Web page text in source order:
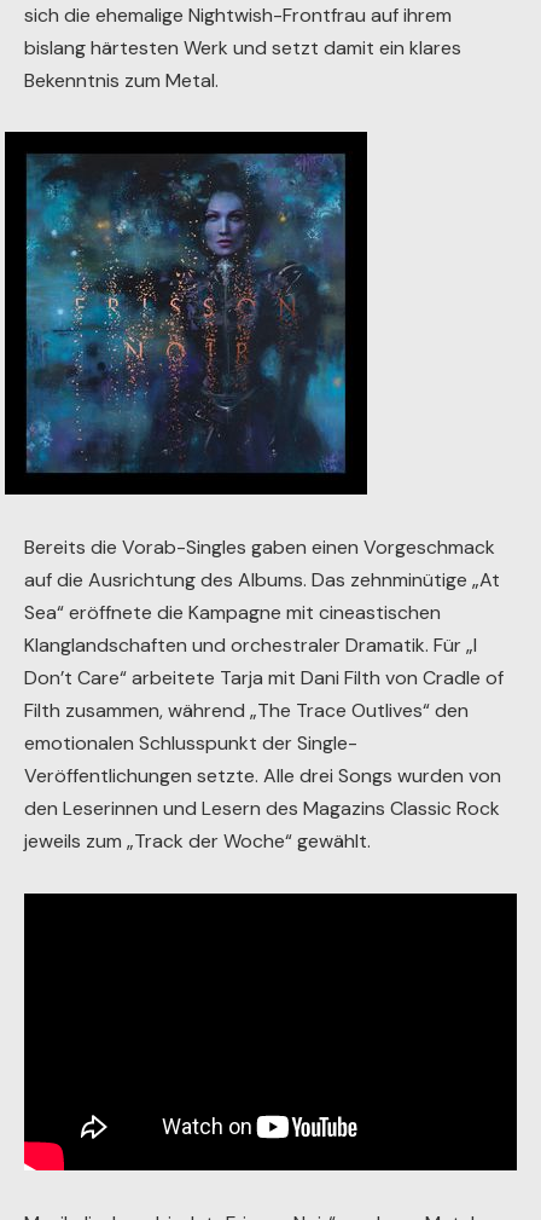
sich die ehemalige Nightwish-Frontfrau auf ihrem
bislang härtesten Werk und setzt damit ein klares
Bekenntnis zum Metal.
Bereits die Vorab-Singles gaben einen Vorgeschmack
auf die Ausrichtung des Albums. Das zehnminütige „At
Sea“ eröffnete die Kampagne mit cineastischen
Klanglandschaften und orchestraler Dramatik. Für „I
Don’t Care“ arbeitete Tarja mit Dani Filth von Cradle of
Filth zusammen, während „The Trace Outlives“ den
emotionalen Schlusspunkt der Single-
Veröffentlichungen setzte. Alle drei Songs wurden von
den Leserinnen und Lesern des Magazins Classic Rock
jeweils zum „Track der Woche“ gewählt.